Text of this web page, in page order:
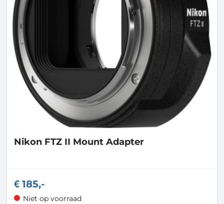
Nikon FTZ II Mount Adapter
185,-
Niet op voorraad